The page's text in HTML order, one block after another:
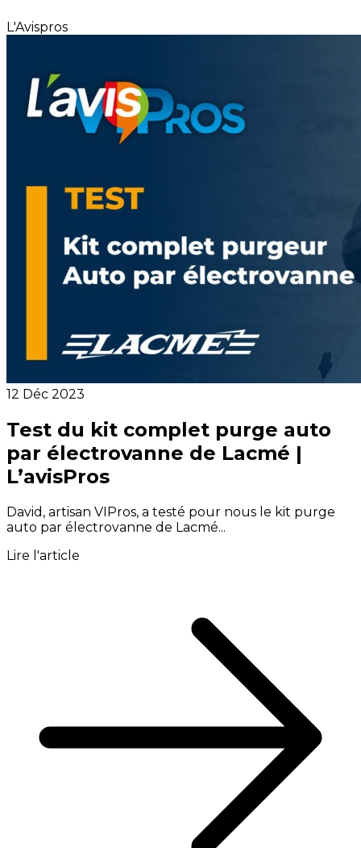
L'Avispros
12 Déc 2023
Test du kit complet purge auto
par électrovanne de Lacmé |
L’avisPros
David, artisan VIPros, a testé pour nous le kit purge
auto par électrovanne de Lacmé...
Lire l'article